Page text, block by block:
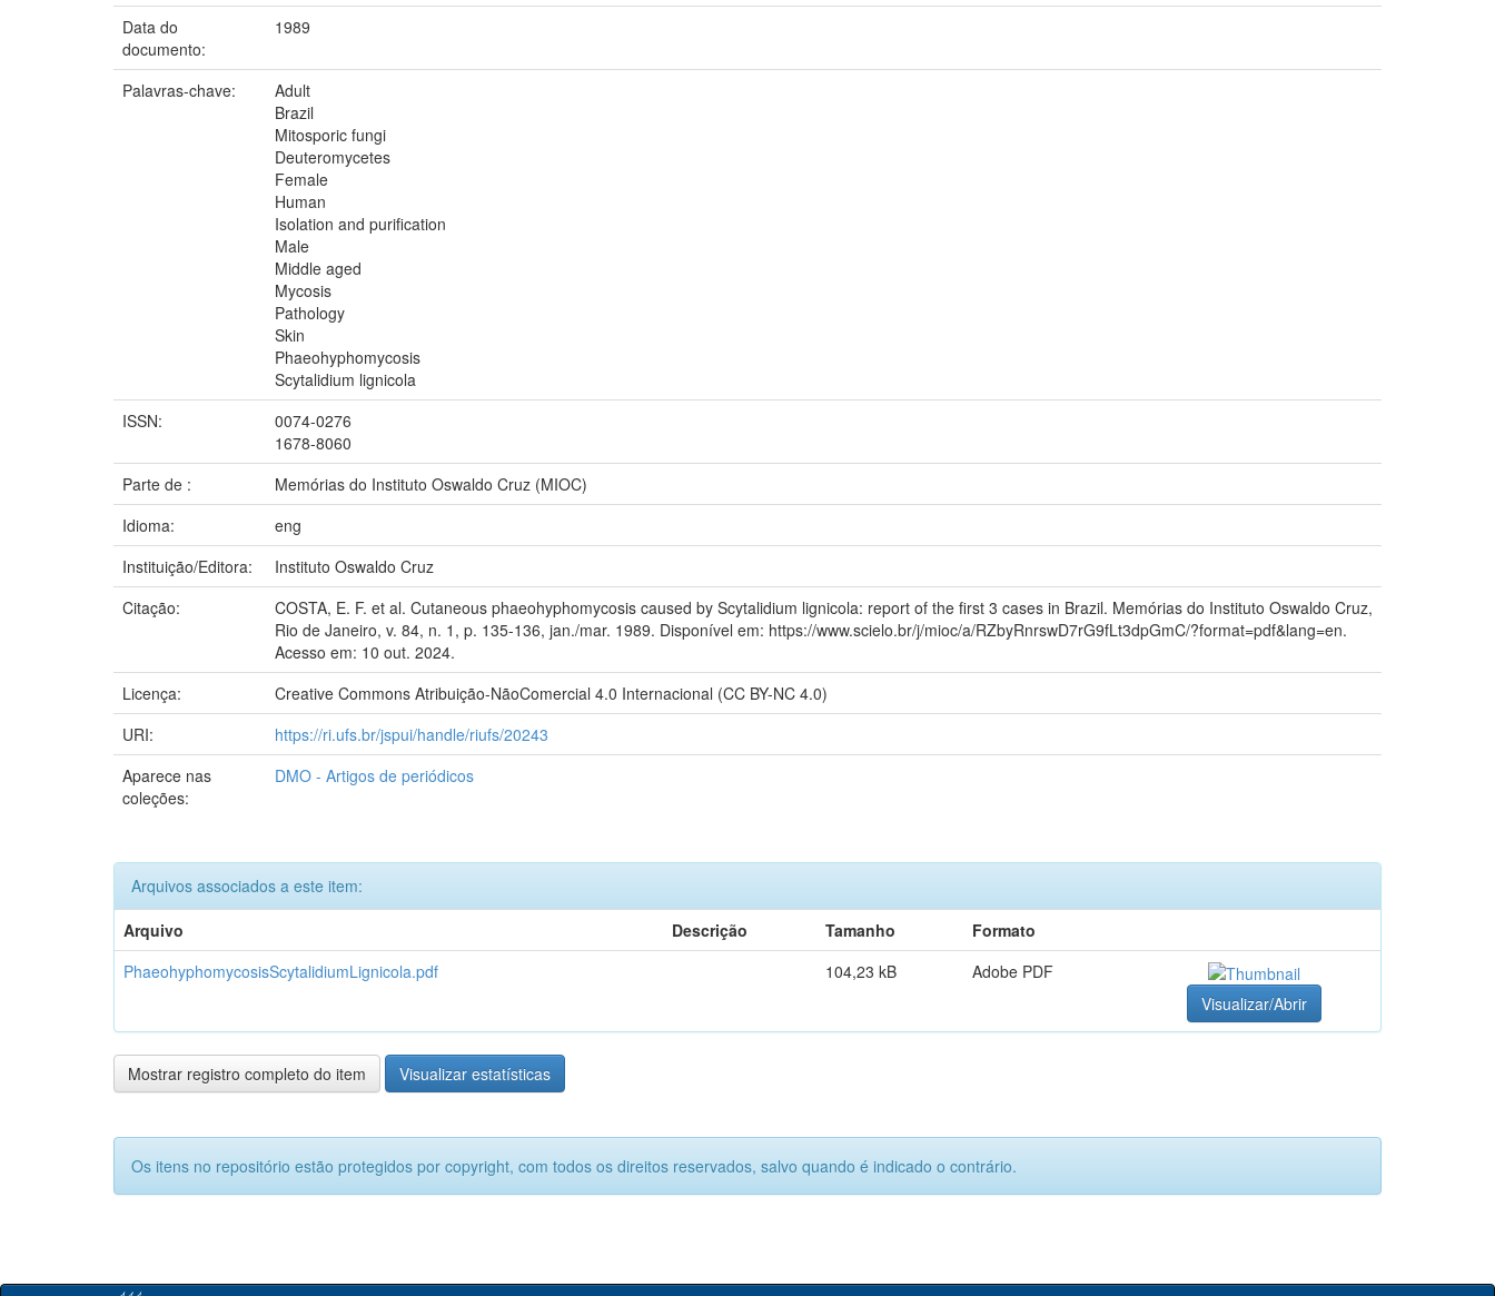
Data do
documento:
1989
Palavras-chave:
Adult
Brazil
Mitosporic fungi
Deuteromycetes
Female
Human
Isolation and purification
Male
Middle aged
Mycosis
Pathology
Skin
Phaeohyphomycosis
Scytalidium lignicola
ISSN:
0074-0276
1678-8060
Parte de :
Memórias do Instituto Oswaldo Cruz (MIOC)
Idioma:
eng
Instituição/Editora:
Instituto Oswaldo Cruz
Citação:
COSTA, E. F. et al. Cutaneous phaeohyphomycosis caused by Scytalidium lignicola: report of the first 3 cases in Brazil. Memórias do Instituto Oswaldo Cruz,
Rio de Janeiro, v. 84, n. 1, p. 135-136, jan./mar. 1989. Disponível em: https://www.scielo.br/j/mioc/a/RZbyRnrswD7rG9fLt3dpGmC/?format=pdf&lang=en.
Acesso em: 10 out. 2024.
Licença:
Creative Commons Atribuição-NãoComercial 4.0 Internacional (CC BY-NC 4.0)
URI:
https://ri.ufs.br/jspui/handle/riufs/20243
Aparece nas
coleções:
DMO - Artigos de periódicos
Arquivos associados a este item:
Arquivo
Descrição Tamanho
Formato
PhaeohyphomycosisScytalidiumLignicola.pdf
104,23 kB
Adobe PDF
Visualizar/Abrir
Mostrar registro completo do item Visualizar estatísticas
Os itens no repositório estão protegidos por copyright, com todos os direitos reservados, salvo quando é indicado o contrário.